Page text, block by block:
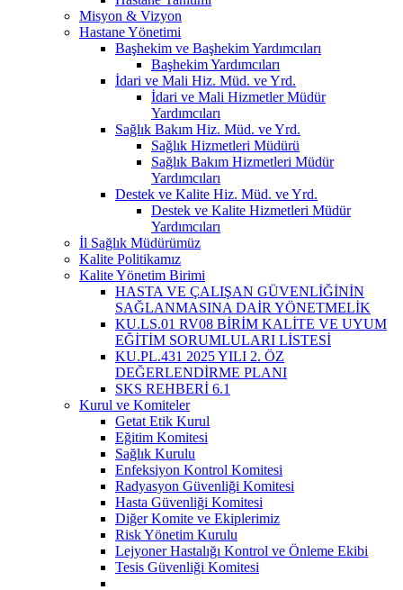
Misyon & Vizyon
Hastane Yönetimi
Başhekim ve Başhekim Yardımcıları
Başhekim Yardımcıları
İdari ve Mali Hiz. Müd. ve Yrd.
İdari ve Mali Hizmetler Müdür
Yardımcıları
Sağlık Bakım Hiz. Müd. ve Yrd.
Sağlık Hizmetleri Müdürü
Sağlık Bakım Hizmetleri Müdür
Yardımcıları
Destek ve Kalite Hiz. Müd. ve Yrd.
Destek ve Kalite Hizmetleri Müdür
Yardımcıları
İl Sağlık Müdürümüz
Kalite Politikamız
Kalite Yönetim Birimi
HASTA VE ÇALIŞAN GÜVENLİĞİNİN
SAĞLANMASINA DAİR YÖNETMELİK
KU.LS.01 RV08 BİRİM KALİTE VE UYUM
EĞİTİM SORUMLULARI LİSTESİ
KU.PL.431 2025 YILI 2. ÖZ
DEĞERLENDİRME PLANI
SKS REHBERİ 6.1
Kurul ve Komiteler
Getat Etik Kurul
Eğitim Komitesi
Sağlık Kurulu
Enfeksiyon Kontrol Komitesi
Radyasyon Güvenliği Komitesi
Hasta Güvenliği Komitesi
Diğer Komite ve Ekiplerimiz
Risk Yönetim Kurulu
Lejyoner Hastalığı Kontrol ve Önleme Ekibi
Tesis Güvenliği Komitesi